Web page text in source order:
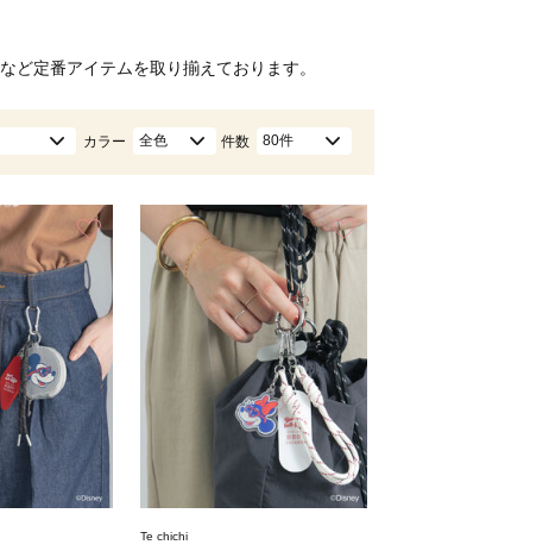
など定番アイテムを取り揃えております。
カラー 全色 件数 80件
お気に入り お気に入り
Te chichi